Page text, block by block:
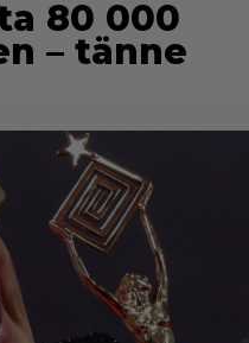
80 000
– tänne